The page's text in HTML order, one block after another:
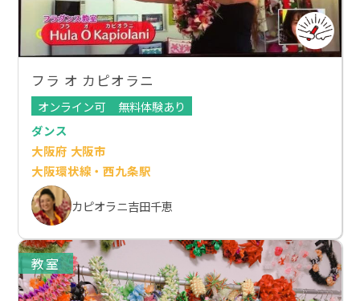
フラ オ カピオラニ
オンライン可
無料体験あり
ダンス
大阪府 大阪市
大阪環状線・西九条駅
カピオラニ吉田千恵
教室